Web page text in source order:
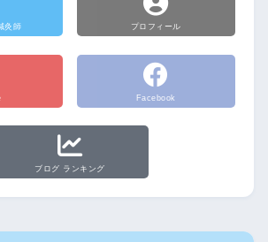
灸師 プロフィール
Facebook
ブログ ランキング